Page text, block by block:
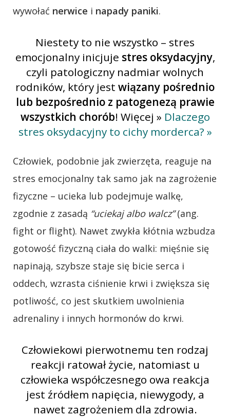
wywołać nerwice i napady paniki.
Niestety to nie wszystko – stres
emocjonalny inicjuje stres oksydacyjny,
czyli patologiczny nadmiar wolnych
rodników, który jest wiązany pośrednio
lub bezpośrednio z patogenezą prawie
wszystkich chorób! Więcej » Dlaczego
stres oksydacyjny to cichy morderca? »
Człowiek, podobnie jak zwierzęta, reaguje na
stres emocjonalny tak samo jak na zagrożenie
fizyczne – ucieka lub podejmuje walkę,
zgodnie z zasadą “uciekaj albo walcz”(ang.
fight or flight). Nawet zwykła kłótnia wzbudza
gotowość fizyczną ciała do walki: mięśnie się
napinają, szybsze staje się bicie serca i
oddech, wzrasta ciśnienie krwi i zwiększa się
potliwość, co jest skutkiem uwolnienia
adrenaliny i innych hormonów do krwi.
Człowiekowi pierwotnemu ten rodzaj
reakcji ratował życie, natomiast u
człowieka współczesnego owa reakcja
jest źródłem napięcia, niewygody, a
nawet zagrożeniem dla zdrowia.